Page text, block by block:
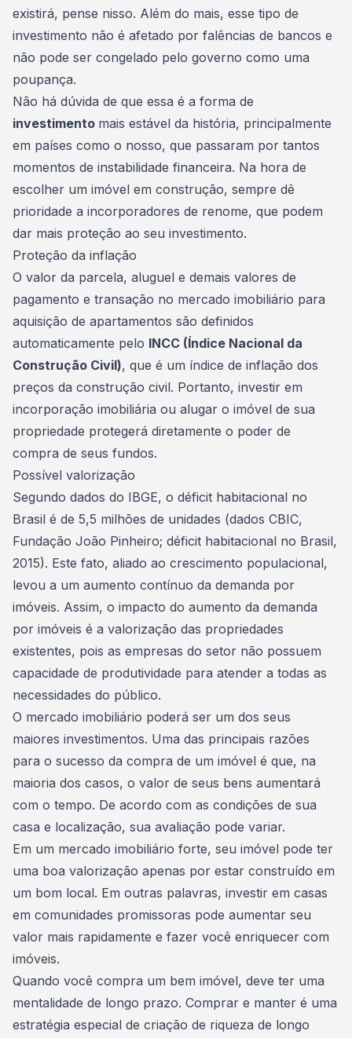
existirá, pense nisso. Além do mais, esse tipo de
investimento não é afetado por falências de bancos e
não pode ser congelado pelo governo como uma
poupança.
Não há dúvida de que essa é a forma de
investimento mais estável da história, principalmente
em países como o nosso, que passaram por tantos
momentos de instabilidade financeira. Na hora de
escolher um imóvel em construção, sempre dê
prioridade a incorporadores de renome, que podem
dar mais proteção ao seu investimento.
Proteção da inflação
O valor da parcela, aluguel e demais valores de
pagamento e transação no mercado imobiliário para
aquisição de apartamentos são definidos
automaticamente pelo INCC (Índice Nacional da
Construção Civil), que é um índice de inflação dos
preços da construção civil. Portanto, investir em
incorporação imobiliária ou alugar o imóvel de sua
propriedade protegerá diretamente o poder de
compra de seus fundos.
Possível valorização
Segundo dados do IBGE, o déficit habitacional no
Brasil é de 5,5 milhões de unidades (dados CBIC,
Fundação João Pinheiro; déficit habitacional no Brasil,
2015). Este fato, aliado ao crescimento populacional,
levou a um aumento contínuo da demanda por
imóveis. Assim, o impacto do aumento da demanda
por imóveis é a valorização das propriedades
existentes, pois as empresas do setor não possuem
capacidade de produtividade para atender a todas as
necessidades do público.
O mercado imobiliário poderá ser um dos seus
maiores investimentos. Uma das principais razões
para o sucesso da compra de um imóvel é que, na
maioria dos casos, o valor de seus bens aumentará
com o tempo. De acordo com as condições de sua
casa e localização, sua avaliação pode variar.
Em um mercado imobiliário forte, seu imóvel pode ter
uma boa valorização apenas por estar construído em
um bom local. Em outras palavras, investir em casas
em comunidades promissoras pode aumentar seu
valor mais rapidamente e fazer você enriquecer com
imóveis.
Quando você compra um bem imóvel, deve ter uma
mentalidade de longo prazo. Comprar e manter é uma
estratégia especial de criação de riqueza de longo